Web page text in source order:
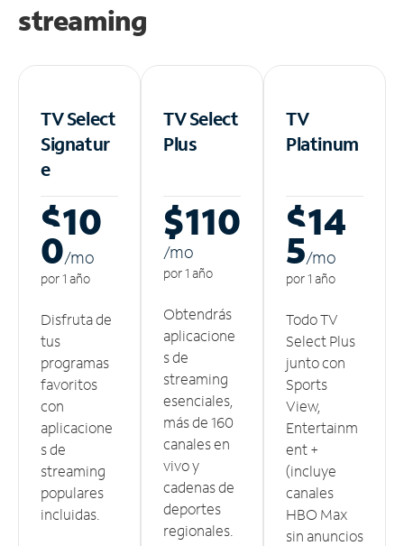
streaming
TV Select
Signatur
e
$10
0/mo
por 1 año
Disfruta de
tus
programas
favoritos
con
aplicacione
s de
streaming
populares
incluidas.
TV Select
Plus
$110
/mo
por 1 año
Obtendrás
aplicacione
s de
streaming
esenciales,
más de 160
canales en
vivo y
cadenas de
deportes
regionales.
TV
Platinum
$14
5/mo
por 1 año
Todo TV
Select Plus
junto con
Sports
View,
Entertainm
ent +
(incluye
canales
HBO Max
sin anuncios